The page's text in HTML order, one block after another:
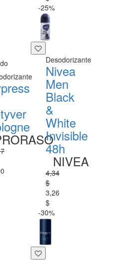
-25%
Desodorizante
Nivea
Men
Black
&
White
Invisible
48h
NIVEA
4,34
$
3,26
$
-30%